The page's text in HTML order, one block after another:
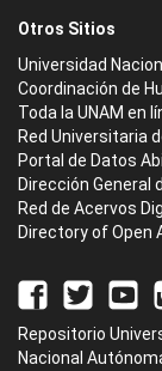
Otros Sitios
Universidad
Coordinación de
Toda la UNAM en
Red Universitaria
Portal de Datos
Dirección General
Red de Acervos
Directory of Open
Repositorio
Nacional